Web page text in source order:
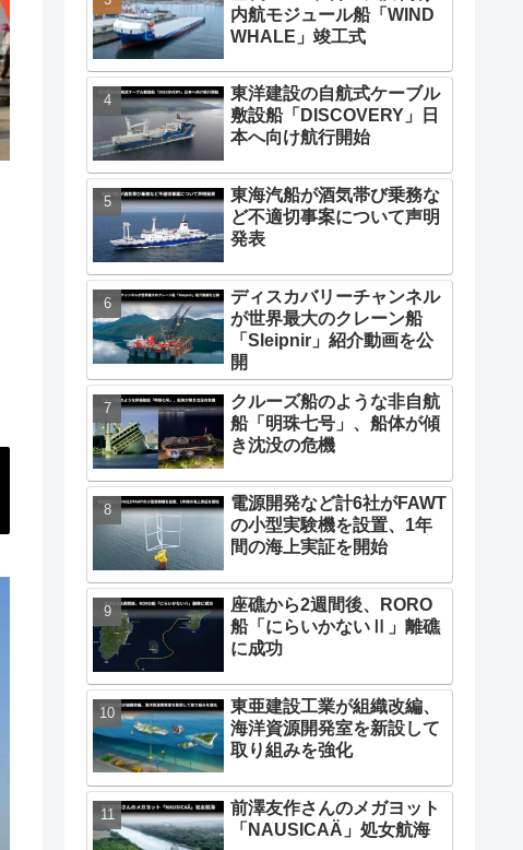
記事ランキング（月間）
日本初、商船三井の洋上風
力向け内航モジュール船
「WIND WHALE」引渡
日本初の洋上風力向け内航
モジュール船「WIND
WHALE」、長崎到着
全長150ｍ、洋上風力向け
内航モジュール船「WIND
WHALE」竣工式
東洋建設の自航式ケーブル
敷設船「DISCOVERY」日
本へ向け航行開始
東海汽船が酒気帯び乗務な
ど不適切事案について声明
発表
ディスカバリーチャンネル
が世界最大のクレーン船
「Sleipnir」紹介動画を公
クルーズ船のような非自航
船「明珠七号」、船体が傾
き沈没の危機
電源開発など計6社がFAWT
の小型実験機を設置、1年